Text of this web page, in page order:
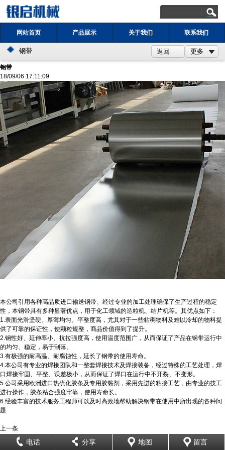
网站首页 产品展示 关于我们 联系我们
钢带 更多
返回
钢带
18/09/06 17:11:09
本公司引用各种高品质进口输送钢带、经过专业的加工处理确保了生产过程的稳定
性，本钢带具有多种显著优点，用于化工领域的造粒机、结片机等。其优点如下：
1.表面光滑坚硬、厚薄均匀、平整度高，尤其对于一些粘稠物料及难以冷却的物料提
供了可靠的保证性，使颗粒规整，商品价值得到了提升。
2.钢性好、延伸率小、抗拉强度高，使用温度范围广，从而保证了产品在钢带运行中
的均匀、稳定，易于刮落。
3.有极强的耐高温、耐腐蚀性，延长了钢带的使用寿命。
4.本公司有专业的焊接团队和一整套焊接技术及焊接装备，经过特殊的工艺处理，焊
口焊接牢固、平整、误差极小，从而保证了焊口在运行中不开裂、不变形。
5.公司采用欧洲进口热硫化胶条及专用胶黏剂，采用先进的粘接工艺，由专业的技工
进行操作，胶条粘合强度牢靠，使用寿命长。
6.经验丰富的技术服务工程师可以及时高效地帮助解决钢带在使用中所出现的各种问
题
上一条
下一条
电话 分享 地图 留言